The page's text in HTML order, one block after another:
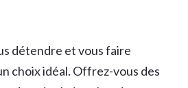
détendre et vous faire
choix idéal. Offrez-vous des